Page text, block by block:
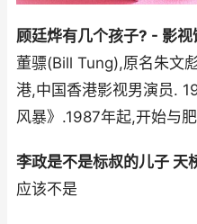
顾廷烨有几个孩子? - 影视
董骠(Bill Tung),原名朱文
港,中国香港影视男演员.
风暴》.1987年起,开始与
李政是不是标叔的儿子 天
应该不是